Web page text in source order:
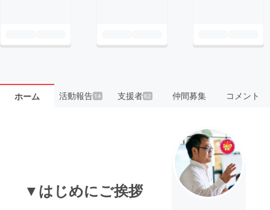
ホーム 活動報告14 支援者62 仲間募集 コメント
▼はじめにご挨拶